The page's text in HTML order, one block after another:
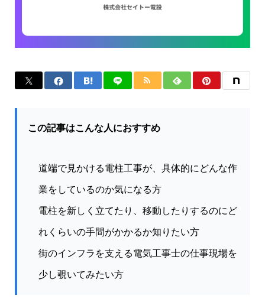
この記事はこんな人におすすめ
道端で見かける電柱工事が、具体的にどんな作
業をしているのか気になる方
電柱を新しく立てたり、移動したりするのにど
れくらいの手間がかかるか知りたい方
街のインフラを支える電気工事士の仕事現場を
少し覗いてみたい方